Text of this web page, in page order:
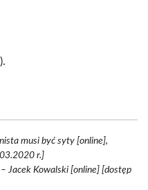
musi być syty [online],
r.]
Jacek Kowalski [online] [dostęp